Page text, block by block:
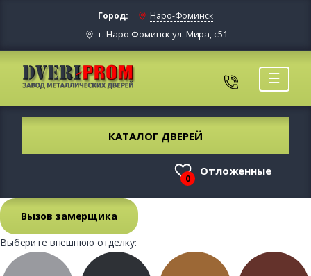
Город: Наро-Фоминск
г. Наро-Фоминск ул. Мира, с51
☰
КАТАЛОГ ДВЕРЕЙ
0
Отложенные
Вызов замерщика
Выберите внешнюю отделку: